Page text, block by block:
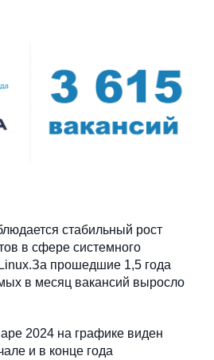
стабильный рост
в сфере системного
прошедшие 1,5 года
в месяц вакансий выросло
2024 на графике виден
и в конце года